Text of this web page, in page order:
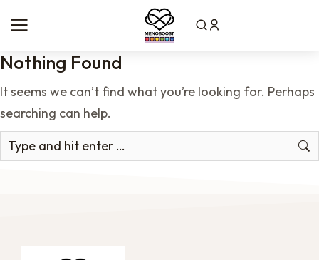
Nothing Found
It seems we can’t find what you’re looking for. Perhaps
searching can help.